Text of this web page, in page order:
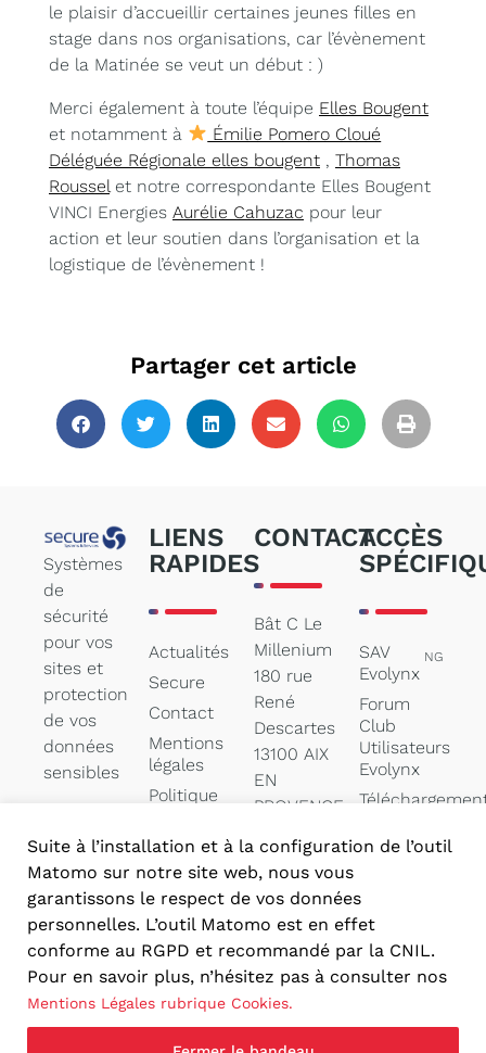
Suite à l’installation et à la configuration de l’outil
Matomo sur notre site web, nous vous
garantissons le respect de vos données
personnelles. L’outil Matomo est en effet
conforme au RGPD et recommandé par la CNIL.
Pour en savoir plus, n’hésitez pas à consulter nos
Mentions Légales rubrique Cookies.
le plaisir d’accueillir certaines jeunes filles en
stage dans nos organisations, car l’évènement
de la Matinée se veut un début : )
Merci également à toute l’équipe Elles Bougent
et notamment à
Émilie Pomero Cloué
Déléguée Régionale elles bougent , Thomas
Roussel et notre correspondante Elles Bougent
VINCI Energies Aurélie Cahuzac pour leur
action et leur soutien dans l’organisation et la
logistique de l’évènement !
Partager cet article
Systèmes
de
sécurité
pour vos
sites et
protection
de vos
données
sensibles
LIENS
RAPIDES
Actualités
Secure
Contact
Mentions
légales
Politique
cookies
CONTACT
Bât C Le
Millenium
180 rue
René
Descartes
13100 AIX
EN
PROVENCE
contact@secure-
systems.net
04 84 47
05 00
ACCÈS
SAV
Evolynx
NG
Forum
Club
Utilisateurs
Evolynx
documentation